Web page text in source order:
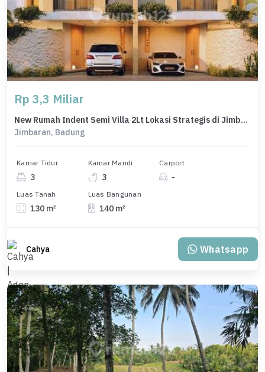
Rp 3,3 Miliar
New Rumah Indent Semi Villa 2Lt Lokasi Strategis di Jimbaran
Jimbaran, Badung
Kamar Tidur
3
Kamar Mandi
3
Carport
-
Luas Tanah
130 m²
Luas Bangunan
140 m²
Cahya Whatsapp